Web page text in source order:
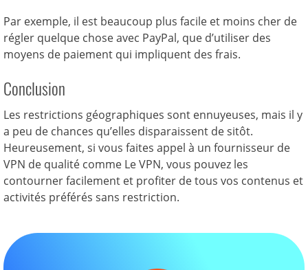
Par exemple, il est beaucoup plus facile et moins cher de
régler quelque chose avec PayPal, que d’utiliser des
moyens de paiement qui impliquent des frais.
Conclusion
Les restrictions géographiques sont ennuyeuses, mais il y
a peu de chances qu’elles disparaissent de sitôt.
Heureusement, si vous faites appel à un fournisseur de
VPN de qualité comme Le VPN, vous pouvez les
contourner facilement et profiter de tous vos contenus et
activités préférés sans restriction.